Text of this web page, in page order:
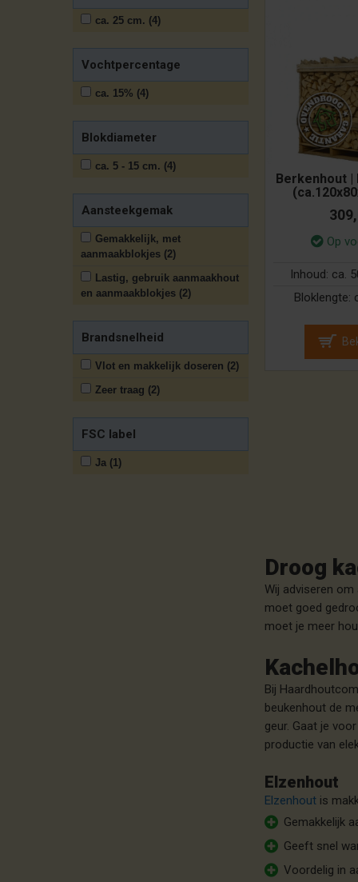
ca. 25 cm. (4)
Vochtpercentage
ca. 15% (4)
Blokdiameter
ca. 5 - 15 cm. (4)
Aansteekgemak
Gemakkelijk, met
aanmaakblokjes (2)
Lastig, gebruik aanmaakhout
en aanmaakblokjes (2)
Brandsnelheid
Vlot en makkelijk doseren (2)
Zeer traag (2)
FSC label
Ja (1)
Berkenhout
Op
Inhoud: ca.
Bloklengte:
Droog
Wij adviseren
moet goed
moet je meer
Bij
beukenhout de
geur. Gaat je
productie van
Elzenhout
Elzenhout is
Gemakkelijk
Geeft snel
Voordelig in